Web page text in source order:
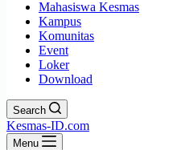
Mahasiswa Kesmas
Kampus
Komunitas
Event
Loker
Download
Search
Kesmas-ID.com
Menu